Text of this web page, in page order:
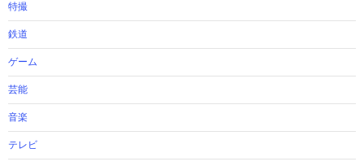
特撮
鉄道
ゲーム
芸能
音楽
テレビ